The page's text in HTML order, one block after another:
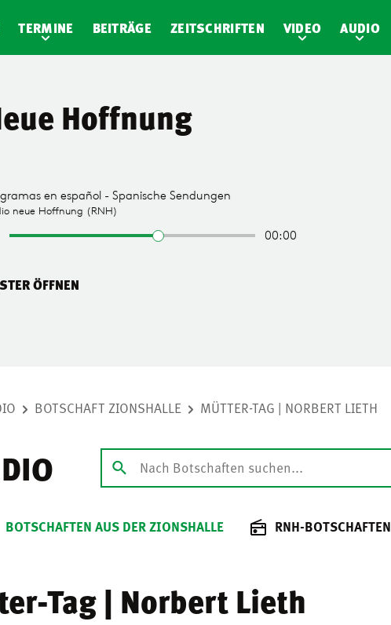
TERMINE BEITRÄGE ZEITSCHRIFTEN VIDEO AUDIO
Hoffnung
ÖFFNEN
BOTSCHAFT ZIONSHALLE MÜTTER-TAG | NORBERT LIETH
BOTSCHAFTEN AUS DER ZIONSHALLE RNH-BOTSCHAFTEN
Tag | Norbert Lieth